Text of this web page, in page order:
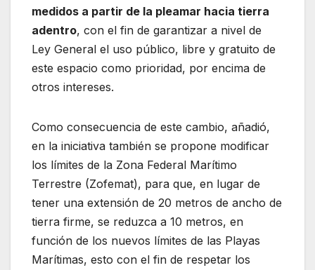
medidos a partir de la pleamar hacia tierra
adentro, con el fin de garantizar a nivel de
Ley General el uso público, libre y gratuito de
este espacio como prioridad, por encima de
otros intereses.
Como consecuencia de este cambio, añadió,
en la iniciativa también se propone modificar
los límites de la Zona Federal Marítimo
Terrestre (Zofemat), para que, en lugar de
tener una extensión de 20 metros de ancho de
tierra firme, se reduzca a 10 metros, en
función de los nuevos límites de las Playas
Marítimas, esto con el fin de respetar los